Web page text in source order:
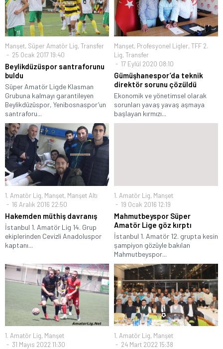
Manşet, Süper Amatör Lig, Transfer
25 Ocak 2017 19:40
Beylikdüzüspor santraforunu
buldu
Süper Amatör Ligde Klasman
Grubuna kalmayı garantileyen
Beylikdüzüspor, Yenibosnaspor’un
santraforu...
Manşet, Profesyonel Ligler, TFF 2.
Lig, Transfer
17 Eylül 2020 08:10
Gümüşhanespor’da teknik
direktör sorunu çözüldü
Ekonomik ve yönetimsel olarak
sorunları yavaş yavaş aşmaya
başlayan kırmızı...
1. Amatör Lig, Manşet, Manşet Altı
16 Aralık 2016 22:50
Hakemden müthiş davranış
İstanbul 1. Amatör Lig 14. Grup
ekiplerinden Cevizli Anadoluspor
kaptanı...
1. Amatör Lig, Manşet
19 Ocak 2016 12:19
Mahmutbeyspor Süper
Amatör Lige göz kırptı
İstanbul 1. Amatör 12. grupta kesin
şampiyon gözüyle bakılan
Mahmutbeyspor...
1. Amatör Lig, Manşet
31 Mayıs 2022 11:30
1. Amatör Lig, Manşet
24 Mart 2022 15:38